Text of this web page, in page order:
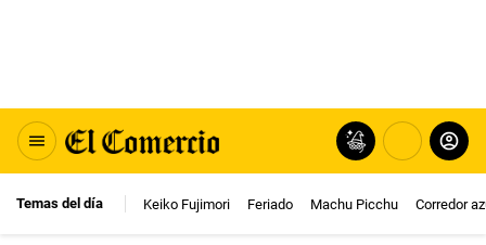
Temas del día Keiko Fujimori Feriado Machu Picchu Corredor